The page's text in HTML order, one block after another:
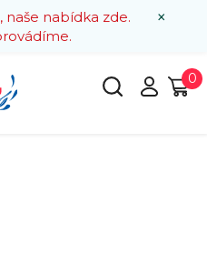
×
naše nabídka zde.
0